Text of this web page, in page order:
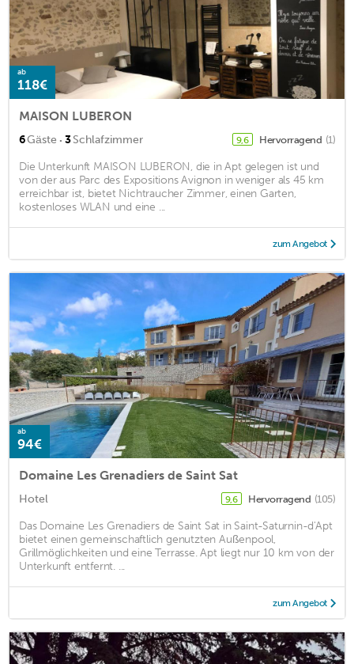
ab
118€
MAISON LUBERON
6Gäste · 3Schlafzimmer 9,6 Hervorragend (1)
Die Unterkunft MAISON LUBERON, die in Apt gelegen ist und
von der aus Parc des Expositions Avignon in weniger als 45 km
erreichbar ist, bietet Nichtraucher Zimmer, einen Garten,
kostenloses WLAN und eine ...
zum Angebot
ab
94€
Domaine Les Grenadiers de Saint Sat
Hotel 9,6 Hervorragend (105)
Das Domaine Les Grenadiers de Saint Sat in Saint-Saturnin-d'Apt
bietet einen gemeinschaftlich genutzten Außenpool,
Grillmöglichkeiten und eine Terrasse. Apt liegt nur 10 km von der
Unterkunft entfernt. ...
zum Angebot